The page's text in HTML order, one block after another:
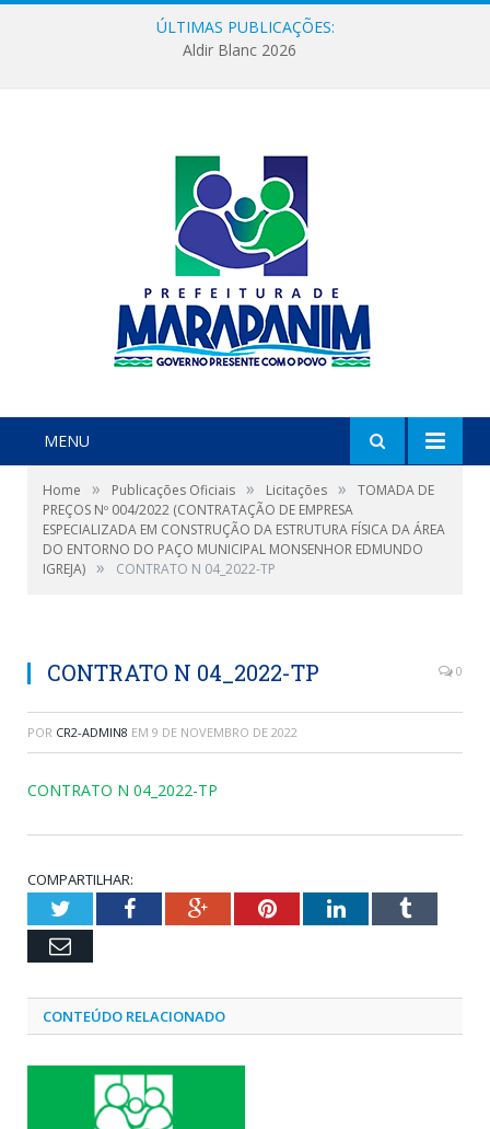
ÚLTIMAS PUBLICAÇÕES:
Aldir Blanc 2026
MENU
Home » Publicações Oficiais » Licitações »
TOMADA DE
PREÇOS Nº 004/2022 (CONTRATAÇÃO DE EMPRESA
ESPECIALIZADA EM CONSTRUÇÃO DA ESTRUTURA FÍSICA DA ÁREA
DO ENTORNO DO PAÇO MUNICIPAL MONSENHOR EDMUNDO
IGREJA) » CONTRATO N 04_2022-TP
CONTRATO N 04_2022-TP 0
POR CR2-ADMIN8 EM 9 DE NOVEMBRO DE 2022
CONTRATO N 04_2022-TP
COMPARTILHAR:
TwitterFacebookGoogle+PinterestLinkedInTumblr
Email
CONTEÚDO RELACIONADO